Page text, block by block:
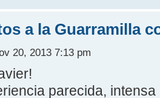
a la Guarramilla
20, 2013 7:13 pm
parecida,